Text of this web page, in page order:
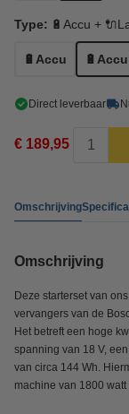
Type: 🔋Accu +
🔋Accu
Direct leverbaar
€ 189,95
Omschrijving
Omschrijving
Deze starterset van
vervangers van de
Het betreft een hoge
spanning van 18 V,
van circa 144 Wh.
machine van 1800 watt